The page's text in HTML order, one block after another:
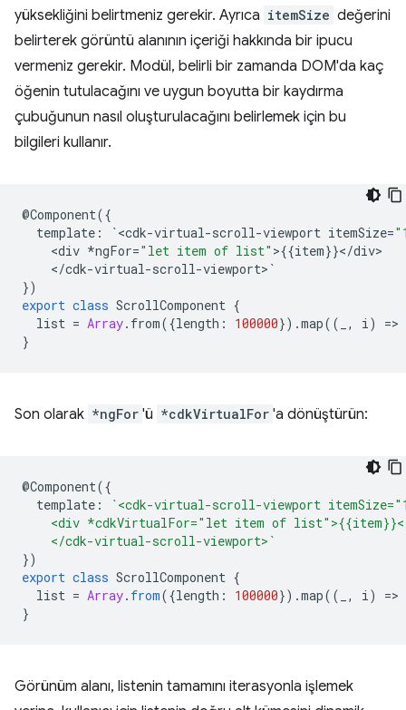
yüksekliğini belirtmeniz gerekir. Ayrıca itemSize değerini
belirterek görüntü alanının içeriği hakkında bir ipucu
vermeniz gerekir. Modül, belirli bir zamanda DOM'da kaç
öğenin tutulacağını ve uygun boyutta bir kaydırma
çubuğunun nasıl oluşturulacağını belirlemek için bu
bilgileri kullanır.
@Component({
template : `<cdk-virtual-scroll-viewport itemSize=
<div *ngFor="let item of list" >{{item}}</div
</cdk-virtual-scroll-viewport> `
})
export class ScrollComponent {
list = Array. from({length : 100000}) .map(( , i) =>
}
Son olarak *ngFor 'ü *cdkVirtualFor 'a dönüştürün:
@Component({
template :
`<cdk-virtual-scroll-viewport
<div *cdkVirtualFor="let item of
    </cdk-virtual-scroll-viewport>`
})
export class ScrollComponent {
list = Array. from({length : 100000}).map(( , i) =>
}
Görünüm alanı, listenin tamamını iterasyonla işlemek